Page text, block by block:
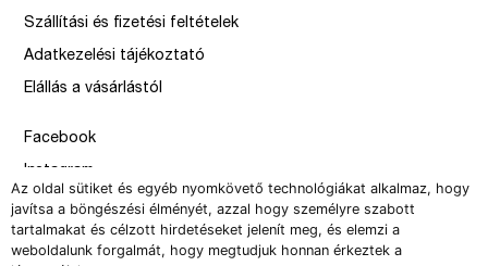
Az oldal sütiket és egyéb nyomkövető technológiákat alkalmaz, hogy
javítsa a böngészési élményét, azzal hogy személyre szabott
tartalmakat és célzott hirdetéseket jelenít meg, és elemzi a
weboldalunk forgalmát, hogy megtudjuk honnan érkeztek a
Szállítási és fizetési feltételek
Adatkezelési tájékoztató
Elállás a vásárlástól
Facebook
Instagram
Issue
–